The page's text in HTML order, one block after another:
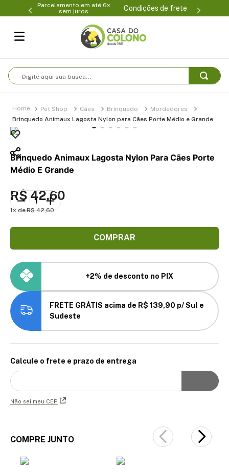
Parcelamento em até 6x
sem juros
Condições de frete
Digite aqui sua busca...
Pet Shop Cães Brinquedo
Mordedores
Brinquedo Animaux Lagosta Nylon para Cães Porte Médio e Grande
Brinquedo Animaux Lagosta Nylon Para Cães Porte
Médio E Grande
R$42,60
1 R$ 42,60
COMPRAR
+2% de desconto no PIX
FRETE GRÁTIS acima de R$ 139,90 p/ Sul e
Sudeste
Calcule o frete e prazo de entrega
Não sei meu CEP
COMPRE JUNTO